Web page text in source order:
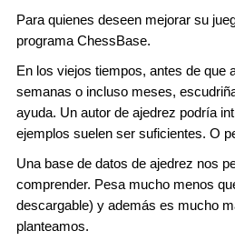
Para quienes deseen mejorar su
programa ChessBase.
En los viejos tiempos, antes de que
semanas o incluso meses,
ayuda. Un autor de ajedrez podría
ejemplos suelen ser suficientes. O
Una base de datos de ajedrez nos
comprender. Pesa mucho menos
descargable) y además es mucho
planteamos.